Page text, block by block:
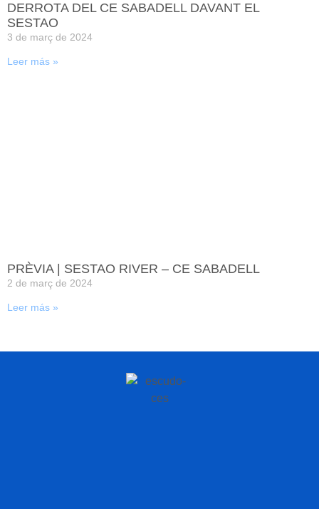
DERROTA DEL CE SABADELL DAVANT EL
SESTAO
3 de març de 2024
Leer más »
PRÈVIA | SESTAO RIVER – CE SABADELL
2 de març de 2024
Leer más »